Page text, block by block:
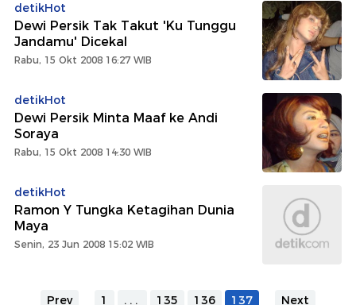
detikHot
Dewi Persik Tak Takut 'Ku Tunggu
Jandamu' Dicekal
Rabu, 15 Okt 2008 16:27 WIB
detikHot
Dewi Persik Minta Maaf ke Andi
Soraya
Rabu, 15 Okt 2008 14:30 WIB
detikHot
Ramon Y Tungka Ketagihan Dunia
Maya
Senin, 23 Jun 2008 15:02 WIB
Prev 1 ... 135 136 137 Next